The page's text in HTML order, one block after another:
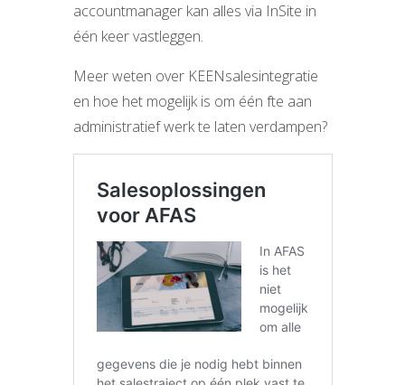
accountmanager kan alles via InSite in
één keer vastleggen.
Meer weten over KEENsalesintegratie
en hoe het mogelijk is om één fte aan
administratief werk te laten verdampen?